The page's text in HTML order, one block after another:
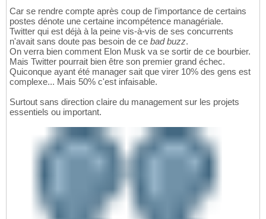
Car se rendre compte après coup de l'importance de certains
postes dénote une certaine incompétence managériale.
Twitter qui est déjà à la peine vis-à-vis de ses concurrents
n'avait sans doute pas besoin de ce bad buzz.
On verra bien comment Elon Musk va se sortir de ce bourbier.
Mais Twitter pourrait bien être son premier grand échec.
Quiconque ayant été manager sait que virer 10% des gens est
complexe... Mais 50% c'est infaisable.
Surtout sans direction claire du management sur les projets
essentiels ou important.